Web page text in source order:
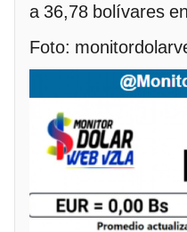
a 36,78 bolívares
Foto: